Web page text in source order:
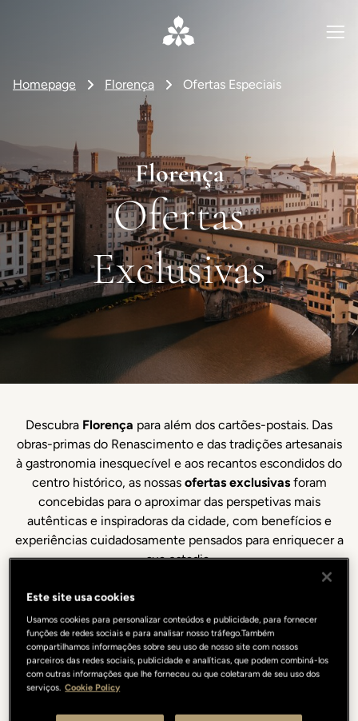
Homepage Florença Ofertas Especiais
Florença
Ofertas
Exclusivas
Descubra Florença para além dos cartões-postais. Das
obras-primas do Renascimento e das tradições artesanais
à gastronomia inesquecível e aos recantos escondidos do
centro histórico, as nossas ofertas exclusivasforam
concebidas para o aproximar das perspetivas mais
autênticas e inspiradoras da cidade, com benefícios e
experiências cuidadosamente pensados para enriquecer a
sua estadia.
Ideias personalizadas
Uma seleção de ofertas especiais e pacotes pensados
Este site usa cookies
Usamos cookies para personalizar conteúdos e publicidade, para fornecer
funções de redes sociais e para analisar nosso tráfego.Também
compartilhamos informações sobre seu uso de nosso site com nossos
parceiros das redes sociais, publicidade e analíticas, que podem combiná-los
com outras informações que lhe forneceu ou que coletaram de seu uso dos
serviços. Cookie Policy